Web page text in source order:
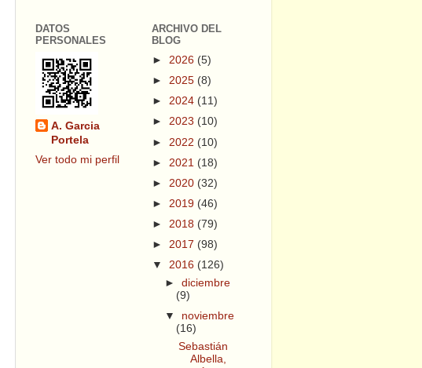
DATOS
PERSONALES
A. Garcia
Portela
Ver todo mi perfil
ARCHIVO DEL
BLOG
► 2026 (5)
► 2025 (8)
► 2024 (11)
► 2023 (10)
► 2022 (10)
► 2021 (18)
► 2020 (32)
► 2019 (46)
► 2018 (79)
► 2017 (98)
▼ 2016 (126)
►diciembre
(9)
▼ noviembre
(16)
Sebastián
Albella,